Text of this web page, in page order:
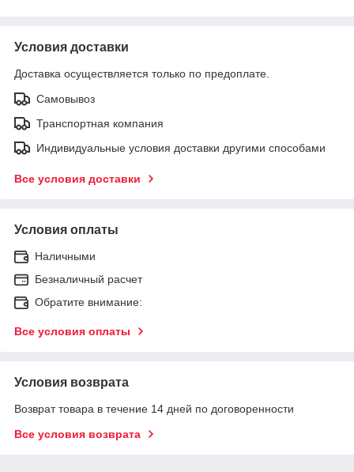
Условия доставки
Доставка осуществляется только по предоплате.
Самовывоз
Транспортная компания
Индивидуальные условия доставки другими способами
Все условия доставки
Условия оплаты
Наличными
Безналичный расчет
Обратите внимание:
Все условия оплаты
Условия возврата
Возврат товара в течение 14 дней по договоренности
Все условия возврата